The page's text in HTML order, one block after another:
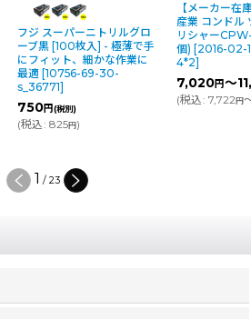
フジ スーパーニトリルグロ
ーブ黒 [100枚入] - 極薄で手
にフィット、細かな作業に
最適 [10756-69-30-
s_36771]
750円(税別)
(税込: 825円)
【メーカー在
産業 コンドル
リシャー
個) [2016-02-
4*2]
7,020円～
(税込: 7,722円
1 / 23